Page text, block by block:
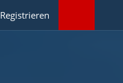
Registrieren